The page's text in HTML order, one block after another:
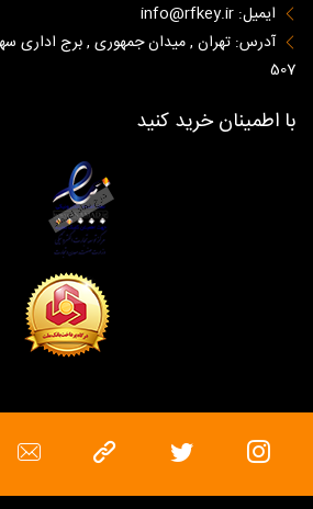
ایمیل: info@rfkey.ir
آدرس: تهران , میدان جمهوری , برج اداری
507
با اطمینان خرید کنید